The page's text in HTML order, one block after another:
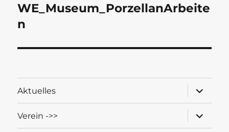
WE_Museum_PorzellanArbeite
n
Aktuelles
öffnen
Verein ->>
öffnen